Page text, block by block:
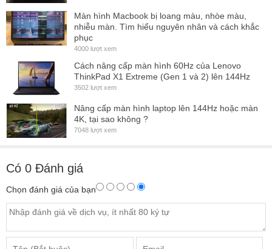
Màn hình Macbook bị loang màu, nhòe màu,
nhiễu màn. Tìm hiểu nguyên nhân và cách khắc
phục
4000 lượt xem
Cách nâng cấp màn hình 60Hz của Lenovo
ThinkPad X1 Extreme (Gen 1 và 2) lên 144Hz
3502 lượt xem
Nâng cấp màn hình laptop lên 144Hz hoặc màn
4K, tại sao không ?
7048 lượt xem
Có 0 Đánh giá
Chọn đánh giá của bạn